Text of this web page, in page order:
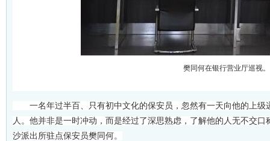
樊同何在银行营业厅巡视。
一名年过半百、只有初中文化的保安员，忽然有一天向他的上级
人。他并非是一时冲动，而是经过了深思熟虑，了解他的人无不交
沙派出所驻点保安员樊同何。